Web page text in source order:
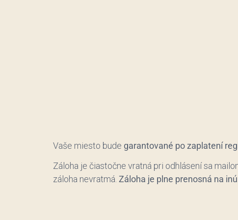
Vaše miesto bude garantované po zaplatení
Záloha je čiastočne vratná pri odhlásení sa
záloha nevratmá. Záloha je plne prenosná na